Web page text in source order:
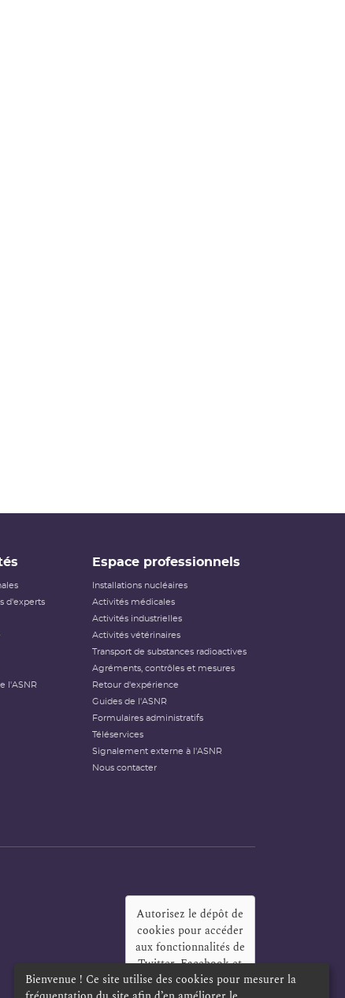
d'experts
l'ASNR
Espace professionnels
Installations nucléaires
Activités médicales
Activités industrielles
Activités vétérinaires
Transport de substances radioactives
Agréments, contrôles et mesures
Retour d'expérience
Guides de l'ASNR
Formulaires administratifs
Téléservices
Signalement externe à l'ASNR
Nous contacter
Autorisez le dépôt de
cookies pour accéder
aux fonctionnalités de
Twitter, Facebook et
LinkedIn?
Bienvenue ! Ce site utilise des cookies pour mesurer la